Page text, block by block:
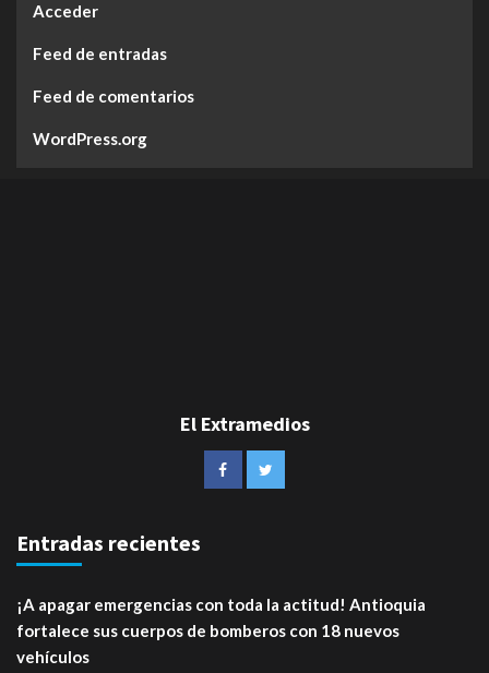
Acceder
Feed de entradas
Feed de comentarios
WordPress.org
El Extramedios
Entradas recientes
¡A apagar emergencias con toda la actitud! Antioquia
fortalece sus cuerpos de bomberos con 18 nuevos
vehículos